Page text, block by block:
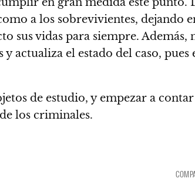
a los sobrevivientes, dejando
sus vidas para siempre. Además,
actualiza el estado del caso, pues
de estudio, y empezar a
los criminales.